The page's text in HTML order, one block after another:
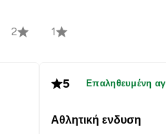
2 1
5 Επαληθευμένη
Αθλητική ενδυση